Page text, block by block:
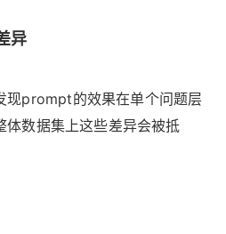
异
现prompt的效果在单个问题层
体数据集上这些差异会被抵